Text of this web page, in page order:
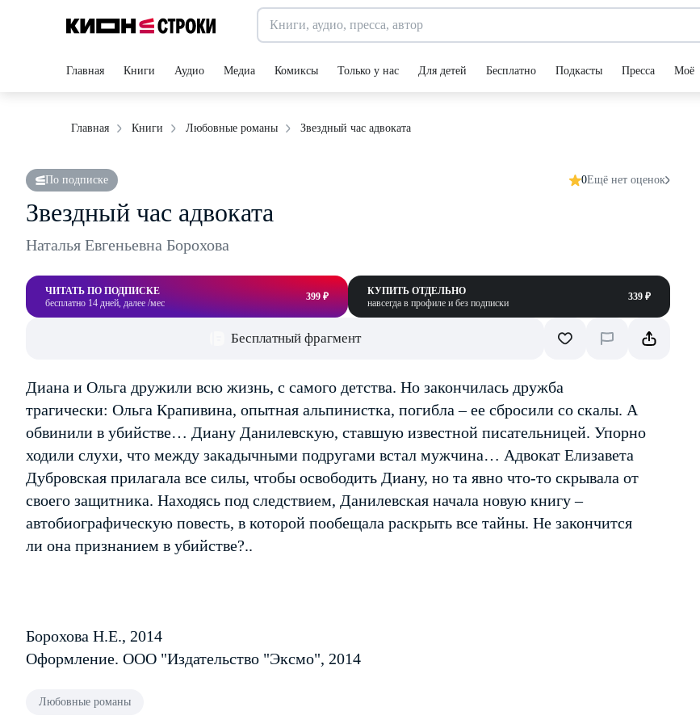
Главная Книги Аудио Медиа Комиксы Только у нас Для детей Бесплатно Подкасты Пресса Моё
Главная Книги Любовные романы Звездный час адвоката
По подписке 0Ещё нет оценок
Звездный час адвоката
Наталья Евгеньевна Борохова
ЧИТАТЬ ПО ПОДПИСКЕ
бесплатно 14 дней, далее /мес
399 ₽
КУПИТЬ ОТДЕЛЬНО
навсегда в профиле и без подписки
339 ₽
Бесплатный фрагмент
Диана и Ольга дружили всю жизнь, с самого детства. Но закончилась дружба
трагически: Ольга Крапивина, опытная альпинистка, погибла – ее сбросили со скалы. А
обвинили в убийстве… Диану Данилевскую, ставшую известной писательницей. Упорно
ходили слухи, что между закадычными подругами встал мужчина… Адвокат Елизавета
Дубровская прилагала все силы, чтобы освободить Диану, но та явно что-то скрывала от
своего защитника. Находясь под следствием, Данилевская начала новую книгу –
автобиографическую повесть, в которой пообещала раскрыть все тайны. Не закончится
ли она признанием в убийстве?..
Борохова Н.Е., 2014
Оформление. ООО "Издательство "Эксмо", 2014
Любовные романы